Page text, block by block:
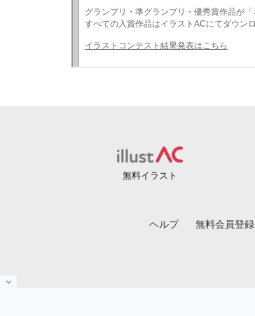
無料イラスト
ヘルプ 無料会員登録